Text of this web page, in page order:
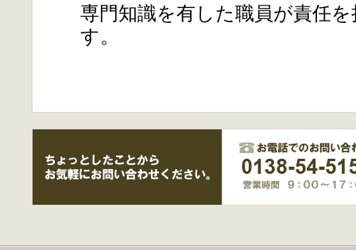
専門知識を有した職員が責任
す。